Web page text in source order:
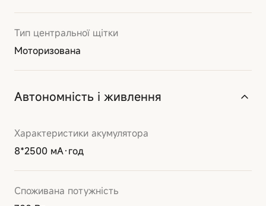
Тип центральної щітки
Моторизована
Автономність і живлення
Характеристики акумулятора
8*2500 мА·год
Споживана потужність